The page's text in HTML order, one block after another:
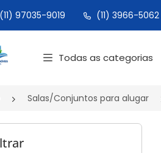
(11) 97035-9019 (11) 3966-5062
inicial
Todas as categorias
Salas/Conjuntos para alugar